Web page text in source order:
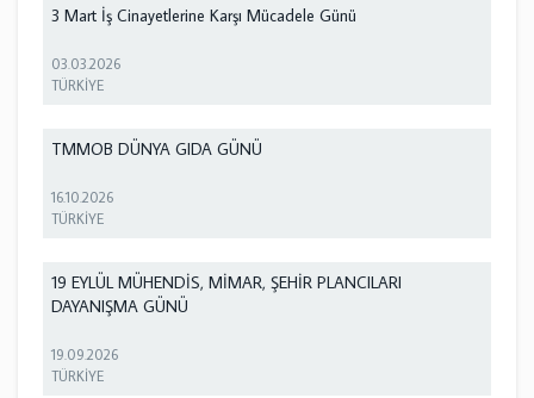
3 Mart İş Cinayetlerine Karşı Mücadele Günü
03.03.2026
TÜRKİYE
TMMOB DÜNYA GIDA GÜNÜ
16.10.2026
TÜRKİYE
19 EYLÜL MÜHENDİS, MİMAR, ŞEHİR PLANCILARI
DAYANIŞMA GÜNÜ
19.09.2026
TÜRKİYE